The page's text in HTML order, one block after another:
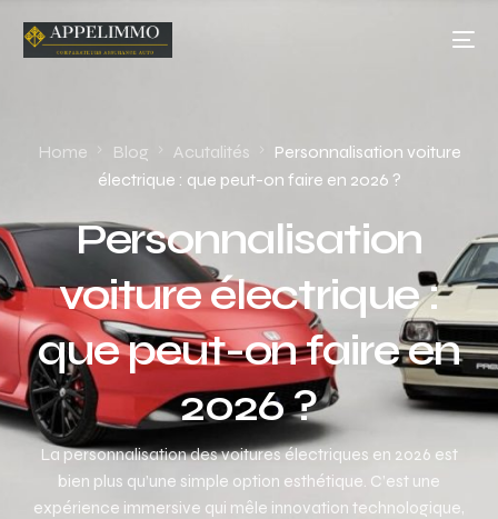
Home Blog Acutalités
Personnalisation voiture
électrique : que peut-on faire en 2026 ?
Personnalisation
voiture électrique :
que peut-on faire en
2026 ?
La personnalisation des voitures électriques en 2026 est
bien plus qu’une simple option esthétique. C’est une
expérience immersive qui mêle innovation technologique,